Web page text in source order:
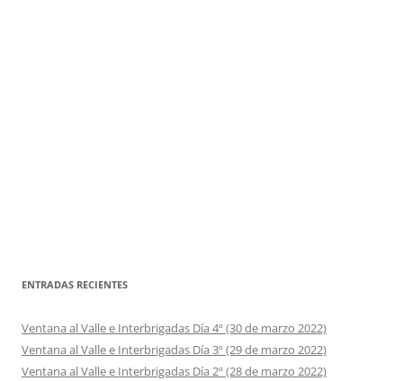
ENTRADAS RECIENTES
Ventana al Valle e Interbrigadas Día 4º (30 de marzo 2022)
Ventana al Valle e Interbrigadas Día 3º (29 de marzo 2022)
Ventana al Valle e Interbrigadas Día 2º (28 de marzo 2022)